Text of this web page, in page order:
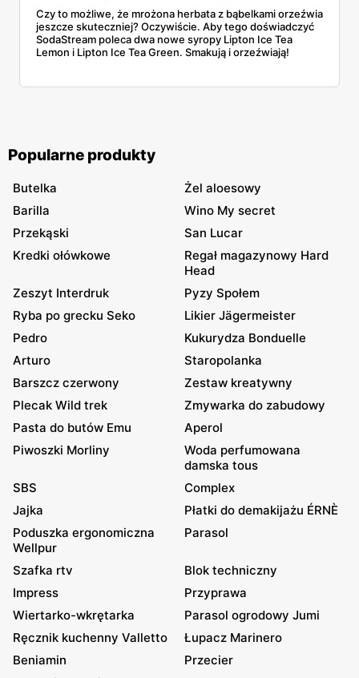
Czy to możliwe, że mrożona herbata z bąbelkami orzeźwia
jeszcze skuteczniej? Oczywiście. Aby tego doświadczyć
SodaStream poleca dwa nowe syropy Lipton Ice Tea
Lemon i Lipton Ice Tea Green. Smakują i orzeźwiają!
Popularne produkty
Butelka
Żel aloesowy
Barilla
Wino My secret
Przekąski
San Lucar
Kredki ołówkowe
Regał magazynowy Hard
Head
Zeszyt Interdruk
Pyzy Społem
Ryba po grecku Seko
Likier Jägermeister
Pedro
Kukurydza Bonduelle
Arturo
Staropolanka
Barszcz czerwony
Zestaw kreatywny
Plecak Wild trek
Zmywarka do zabudowy
Pasta do butów Emu
Aperol
Piwoszki Morliny
Woda perfumowana
damska tous
SBS
Complex
Jajka
Płatki do demakijażu ÉRNÈ
Poduszka ergonomiczna
Wellpur
Parasol
Szafka rtv
Blok techniczny
Impress
Przyprawa
Wiertarko-wkrętarka
Parasol ogrodowy Jumi
Ręcznik kuchenny Valletto
Łupacz Marinero
Beniamin
Przecier